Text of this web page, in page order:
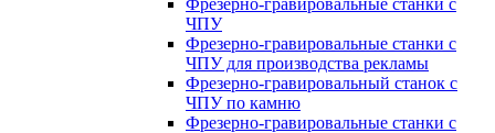
Фрезерно-гравировальные станки с
ЧПУ
Фрезерно-гравировальные станки с
ЧПУ для производства рекламы
Фрезерно-гравировальный станок с
ЧПУ по камню
Фрезерно-гравировальные станки с